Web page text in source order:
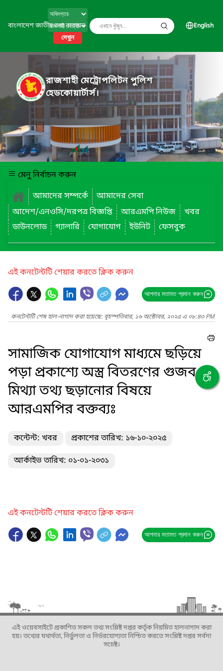
বাংলাদেশ জাতীয় তথ্য বাতায়ন
দেখুন
English
রাজশাহী মেট্রোপলিটন পুলিশ
হেডকোয়ার্টার্স।
মেনু নির্বাচন করুন
আমাদের সম্পর্কে
আমাদের সেবা
আদেশ/এনওসি/দরপত্র বিজ্ঞপ্তি
আরএমপি নিউজ
খবর
ডাউনলোড
গ্যালারি যোগাযোগ ইউনিট ফেসবুক
এই কনটেন্টটি শেয়ার করতে ক্লিক করুন
আপনার মতামত প্রদান করুন
কনটেন্টটি শেষ হাল-নাগাদ করা হয়েছে: বৃহস্পতিবার, ১৬ অক্টোবর, ২০২৫ এ ০৮:৪৩ PM
সামাজিক যোগাযোগ মাধ্যমে ছড়িয়ে
পড়া প্রকাশ্যে অস্ত্র বিতরণের গুজব ও
মিথ্যা তথ্য ছড়ানোর বিষয়ে
আরএমপির বক্তব্যঃ
কন্টেন্ট: খবর প্রকাশের তারিখ: ১৬-১০-২০২৫
আর্কাইভ তারিখ: ০১-০১-২০৩১
এই কনটেন্টটি শেয়ার করতে ক্লিক করুন
আপনার মতামত প্রদান করুন
এই ওয়েবসাইটে প্রকাশিত সকল তথ্য সংশ্লিষ্ট দপ্তর কর্তৃক নিয়মিত হালনাগাদ করা
হয়। তথ্যের যথার্থতা, নির্ভুলতা ও নির্ভরযোগ্যতা নিশ্চিত করতে সংশ্লিষ্ট দপ্তর সর্বদা
সচেষ্ট।